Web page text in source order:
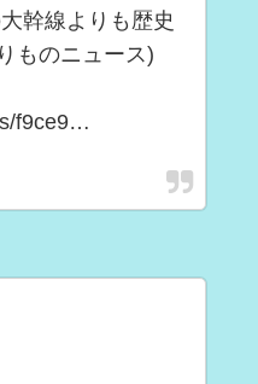
幹線よりも歴史
ものニュース)
f9ce9…